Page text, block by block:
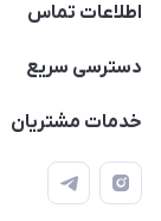
اطلاعات تماس
09171115348
طبقه همکف واحد
دسترسی سریع
مجله فروشگاه
درباره ما
خدمات مشتریان
قوانین و مقررات
حریم خصوصی